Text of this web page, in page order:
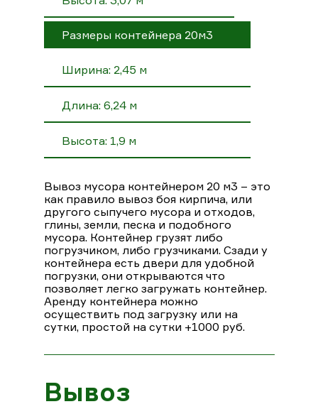
Размеры контейнера 20м3
Ширина: 2,45 м
Длина: 6,24 м
Высота: 1,9 м
Вывоз мусора контейнером 20 м3 – это
как правило вывоз боя кирпича, или
другого сыпучего мусора и отходов,
глины, земли, песка и подобного
мусора. Контейнер грузят либо
погрузчиком, либо грузчиками. Сзади у
контейнера есть двери для удобной
погрузки, они открываются что
позволяет легко загружать контейнер.
Аренду контейнера можно
осуществить под загрузку или на
сутки, простой на сутки +1000 руб.
Вывоз